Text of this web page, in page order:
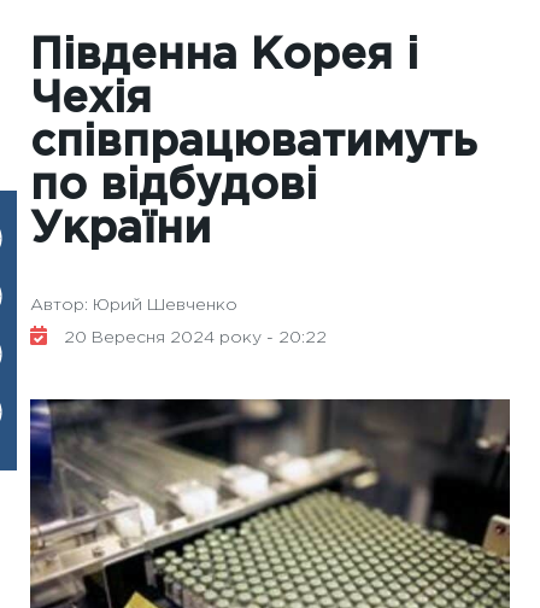
Південна Корея і
Чехія
співпрацюватимуть
по відбудові
України
Автор: Юрий Шевченко
20 Вересня 2024 року - 20:22